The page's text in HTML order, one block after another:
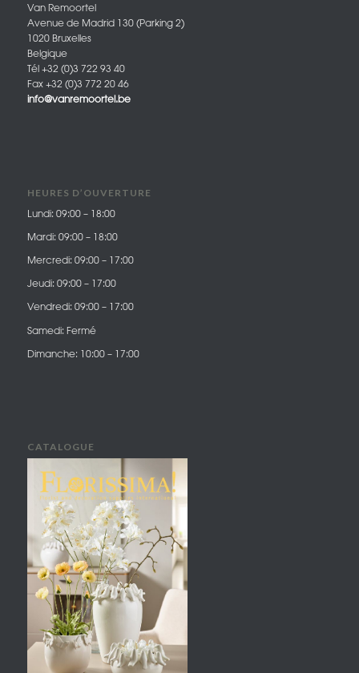
Van Remoortel
Avenue de Madrid 130 (Parking 2)
1020 Bruxelles
Belgique
Tél +32 (0)3 722 93 40
Fax +32 (0)3 772 20 46
info@vanremoortel.be
HEURES D’OUVERTURE
Lundi: 09:00 – 18:00
Mardi: 09:00 – 18:00
Mercredi: 09:00 – 17:00
Jeudi: 09:00 – 17:00
Vendredi: 09:00 – 17:00
Samedi: Fermé
Dimanche: 10:00 – 17:00
CATALOGUE